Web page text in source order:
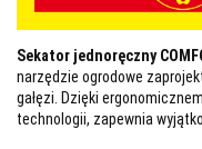
Sekator jednoręczny
narzędzie ogrodowe
gałęzi. Dzięki
technologii, zapewnia